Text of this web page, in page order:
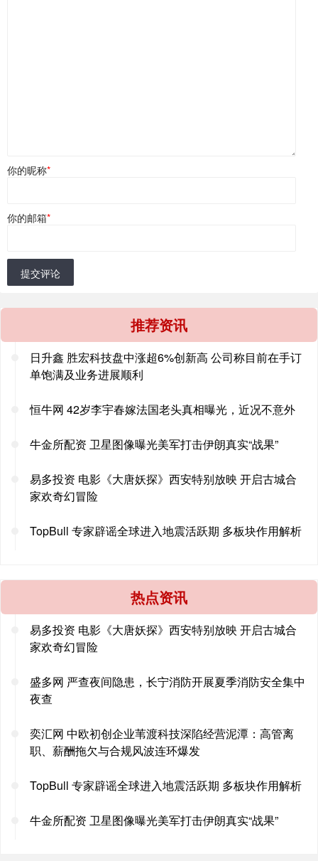
你的昵称*
你的邮箱*
提交评论
推荐资讯
日升鑫 胜宏科技盘中涨超6%创新高 公司称目前在手订
单饱满及业务进展顺利
恒牛网 42岁李宇春嫁法国老头真相曝光，近况不意外
牛金所配资 卫星图像曝光美军打击伊朗真实“战果”
易多投资 电影《大唐妖探》西安特别放映 开启古城合
家欢奇幻冒险
TopBull 专家辟谣全球进入地震活跃期 多板块作用解析
热点资讯
易多投资 电影《大唐妖探》西安特别放映 开启古城合
家欢奇幻冒险
盛多网 严查夜间隐患，长宁消防开展夏季消防安全集中
夜查
奕汇网 中欧初创企业苇渡科技深陷经营泥潭：高管离
职、薪酬拖欠与合规风波连环爆发
TopBull 专家辟谣全球进入地震活跃期 多板块作用解析
牛金所配资 卫星图像曝光美军打击伊朗真实“战果”